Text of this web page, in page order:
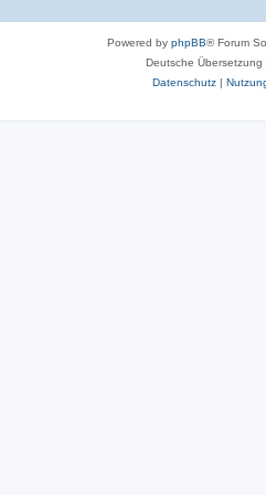
Powered by phpBB® Forum
Deutsche Übersetzung
Datenschutz|